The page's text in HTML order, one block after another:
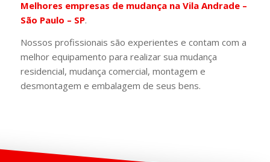
Melhores empresas de mudança na Vila Andrade –
São Paulo – SP.
Nossos profissionais são experientes e contam com a
melhor equipamento para realizar sua mudança
residencial, mudança comercial, montagem e
desmontagem e embalagem de seus bens.